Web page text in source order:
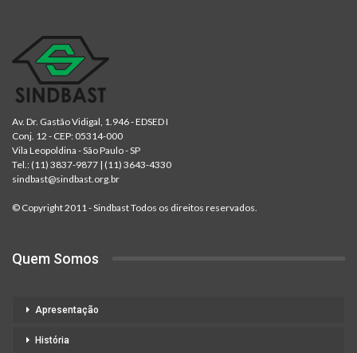
Av. Dr. Gastão Vidigal, 1.946 - EDSED I
Conj. 12 - CEP: 05314-000
Vila Leopoldina - São Paulo - SP
Tel.: (11) 3837-9877 | (11) 3643-4330
sindbast@sindbast.org.br
© Copyright 2011 - Sindbast Todos os direitos reservados.
Quem Somos
Apresentação
História